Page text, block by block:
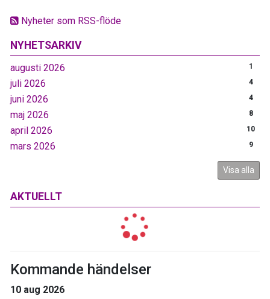
Nyheter som RSS-flöde
NYHETSARKIV
augusti 2026 1
juli 2026 4
juni 2026 4
maj 2026 8
april 2026 10
mars 2026 9
Visa alla
AKTUELLT
Kommande händelser
10 aug 2026